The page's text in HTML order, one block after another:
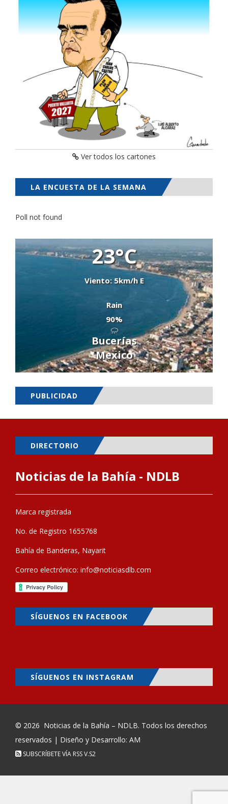
Ver todos los cartones
LA ENCUESTA DE LA SEMANA
Poll not found
23°C
Viento: 5km/h E
Rain
90%
Bucerías
Mexico
PUBLICIDAD
DIRECTORIO
Noticias de la Bahía - NDLB
Marca registrada
No. de Registro 1655768
Bahía de Banderas, Nayarit
Correo electrónico: info@noticiasdlb.com
SÍGUENOS EN FACEBOOK
SÍGUENOS EN INSTAGRAM
© 2026 Noticias de la Bahía – NDLB. Todos los derechos
reservados | Diseño y Desarrollo: AM
SUBSCRÍBETE VÍA RSSV.S2